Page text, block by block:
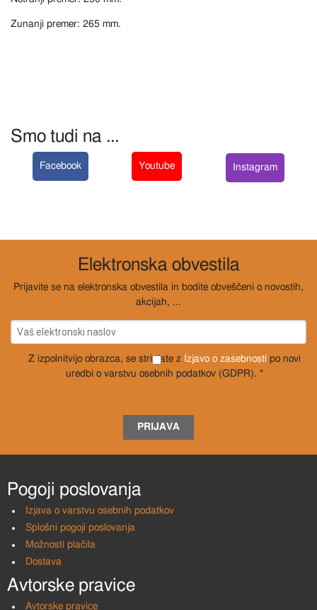
Smo tudi na ...
Facebook Youtube Instagram
Zunanji premer: 265 mm.
Elektronska obvestila
Prijavite se na elektronska obvestila in bodite obveščeni o novostih,
akcijah, ...
Z izpolnitvijo obrazca, se strinjate z Izjavo o zasebnosti po novi
uredbi o varstvu osebnih podatkov (GDPR). *
PRIJAVA
Pogoji poslovanja
Izjava o varstvu osebnih podatkov
Splošni pogoji poslovanja
Možnosti plačila
Dostava
Avtorske pravice
Avtorske pravice